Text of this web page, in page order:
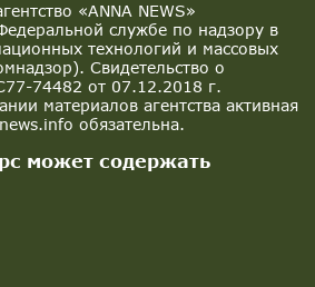
«ANNA NEWS»
службе по надзору в
технологий и массовых
Свидетельство о
74482 от 07.12.2018 г.
материалов агентства активная
обязательна.
может содержать